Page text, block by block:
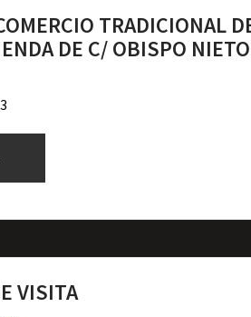
TRADICIONAL
DE C/ OBISPO
VISITA